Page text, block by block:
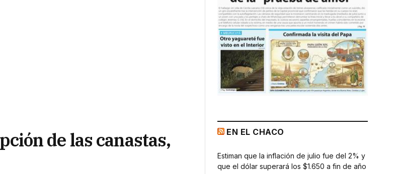
de las canastas,
EN EL CHACO
Estiman que la inflación de julio fue del 2% y
que el dólar superará los $1.650 a fin de año